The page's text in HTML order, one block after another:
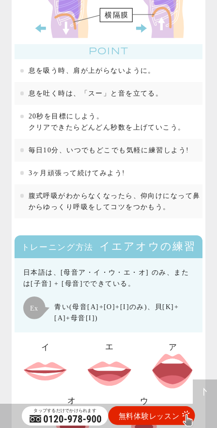
POINT
息を吸う時、肩が上がらないように。
息を吐く時は、「スー」と音を立てる。
20秒を目標にしよう。
クリアできたらどんどん秒数を上げていこう。
毎日10分、いつでもどこでも気軽に練習しよう!
3ヶ月頑張って続けてみよう!
腹式呼吸がわからなくなったら、仰向けになって鼻
からゆっくり呼吸をしてコツをつかもう。
トレーニング方法 イエアオウの練習
日本語は、[母音ア・イ・ウ・エ・オ] のみ、また
は[子音] + [母音]でできている。
青い(母音[A]+[O]+[I]のみ)、貝[K]+
[A]+母音[I])